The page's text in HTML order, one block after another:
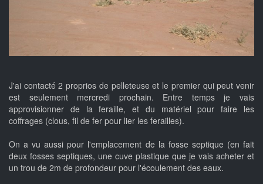
J'ai contacté 2 proprios de pelleteuse et le premier qui peut venir
est seulement mercredi prochain. Entre temps je vais
approvisionner de la feraille, et du matériel pour faire les
coffrages (clous, fil de fer pour lier les ferailles).
On a vu aussi pour l'emplacement de la fosse septique (en fait
deux fosses septiques, une cuve plastique que je vais acheter et
un trou de 2m de profondeur pour l'écoulement des eaux.